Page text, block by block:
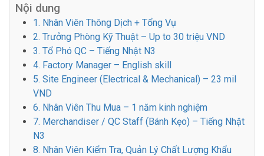
Nội dung
1. Nhân Viên Thông Dịch + Tổng Vụ
2. Trưởng Phòng Kỹ Thuật – Up to 30 triệu VND
3. Tổ Phó QC – Tiếng Nhật N3
4. Factory Manager – English skill
5. Site Engineer (Electrical & Mechanical) – 23 mil
VND
6. Nhân Viên Thu Mua – 1 năm kinh nghiệm
7. Merchandiser / QC Staff (Bánh Kẹo) – Tiếng Nhật
N3
8. Nhân Viên Kiểm Tra, Quản Lý Chất Lượng Khẩu